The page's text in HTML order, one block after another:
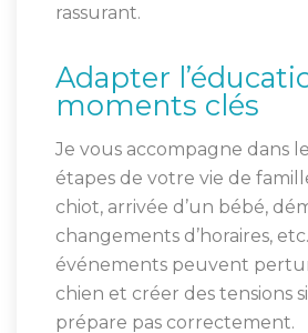
rassurant.
Adapter
moments clés
Je vous accompagne dans
étapes de votre vie de
chiot, arrivée d’un bébé,
changements d’horaires,
événements peuvent
chien et créer des tensions si
prépare pas correctement.